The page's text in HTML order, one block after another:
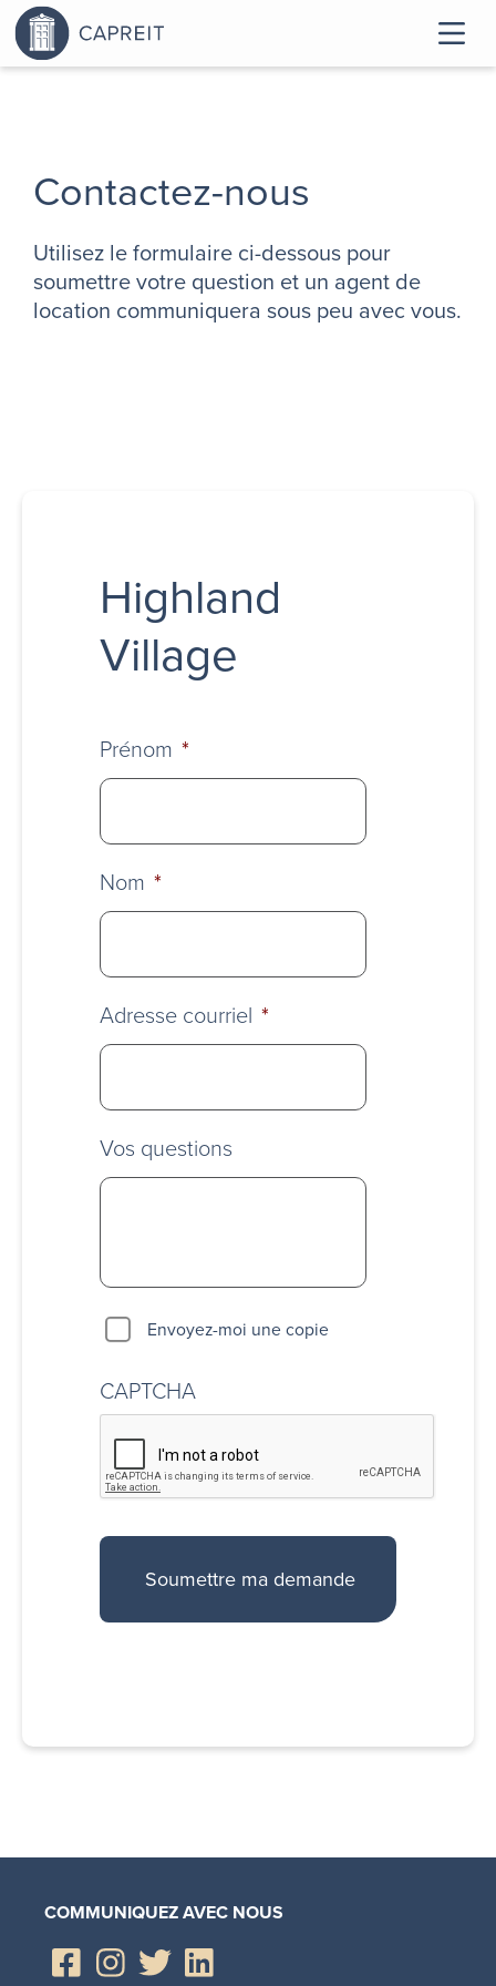
Contactez-nous
Utilisez le formulaire ci-dessous pour
soumettre votre question et un agent de
location communiquera sous peu avec vous.
Highland
Village
Prénom *
Nom *
Adresse courriel *
Vos questions
Envoyez-moi une copie
CAPTCHA
COMMUNIQUEZ AVEC NOUS